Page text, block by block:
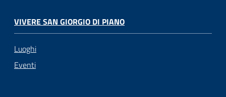
VIVERE SAN GIORGIO DI PIANO
Luoghi
Eventi